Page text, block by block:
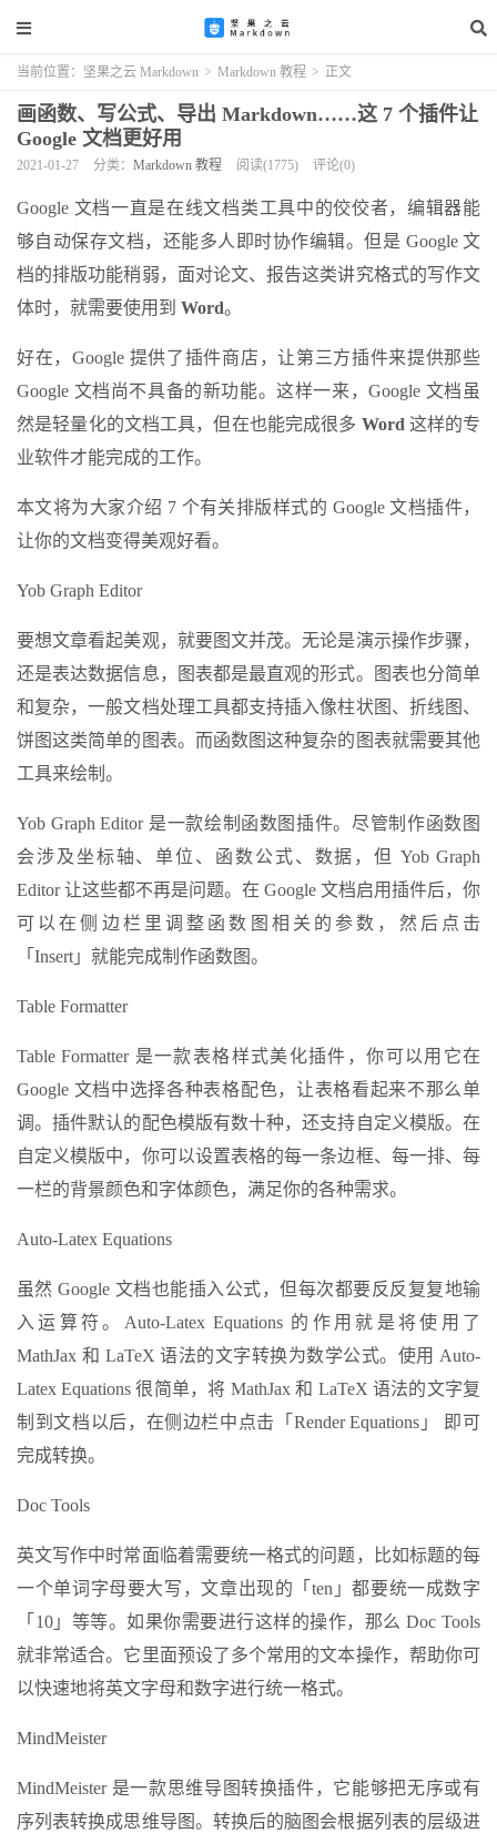
当前位置： 坚果之云 Markdown > Markdown 教程 > 正文
画函数、写公式、导出 Markdown……这 7 个插件让
Google 文档更好用
2021-01-27 分类： Markdown 教程 阅读(1775) 评论(0)
Google 文档一直是在线文档类工具中的佼佼者，编辑器能
够自动保存文档，还能多人即时协作编辑。但是 Google 文
档的排版功能稍弱，面对论文、报告这类讲究格式的写作文
体时，就需要使用到 Word。
好在，Google 提供了插件商店，让第三方插件来提供那些
Google 文档尚不具备的新功能。这样一来，Google 文档虽
然是轻量化的文档工具，但在也能完成很多 Word 这样的专
业软件才能完成的工作。
本文将为大家介绍 7 个有关排版样式的 Google 文档插件，
让你的文档变得美观好看。
Yob Graph Editor
要想文章看起美观，就要图文并茂。无论是演示操作步骤，
还是表达数据信息，图表都是最直观的形式。图表也分简单
和复杂，一般文档处理工具都支持插入像柱状图、折线图、
饼图这类简单的图表。而函数图这种复杂的图表就需要其他
工具来绘制。
Yob Graph Editor 是一款绘制函数图插件。尽管制作函数图
会涉及坐标轴、单位、函数公式、数据，但 Yob Graph
Editor 让这些都不再是问题。在 Google 文档启用插件后，你
可以在侧边栏里调整函数图相关的参数，然后点击
「Insert」就能完成制作函数图。
Table Formatter
Table Formatter 是一款表格样式美化插件，你可以用它在
Google 文档中选择各种表格配色，让表格看起来不那么单
调。插件默认的配色模版有数十种，还支持自定义模版。在
自定义模版中，你可以设置表格的每一条边框、每一排、每
一栏的背景颜色和字体颜色，满足你的各种需求。
Auto-Latex Equations
虽然 Google 文档也能插入公式，但每次都要反反复复地输
入运算符。Auto-Latex Equations 的作用就是将使用了
MathJax 和 LaTeX 语法的文字转换为数学公式。使用 Auto-
Latex Equations 很简单，将 MathJax 和 LaTeX 语法的文字复
制到文档以后，在侧边栏中点击「Render Equations」 即可
完成转换。
Doc Tools
英文写作中时常面临着需要统一格式的问题，比如标题的每
一个单词字母要大写，文章出现的「ten」都要统一成数字
「10」等等。如果你需要进行这样的操作，那么 Doc Tools
就非常适合。它里面预设了多个常用的文本操作，帮助你可
以快速地将英文字母和数字进行统一格式。
MindMeister
MindMeister 是一款思维导图转换插件，它能够把无序或有
序列表转换成思维导图。转换后的脑图会根据列表的层级进